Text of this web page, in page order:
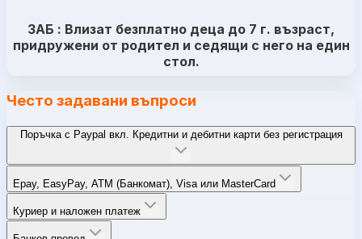
ЗАБ : Влизат безплатно деца до 7 г. възраст,
придружени от родител и седящи с него на един
стол.
Често задавани въпроси
Поръчка с Paypal вкл. Кредитни и дебитни карти без регистрация
Epay, EasyPay, ATM (Банкомат), Visa или MasterCard
Куриер и наложен платеж